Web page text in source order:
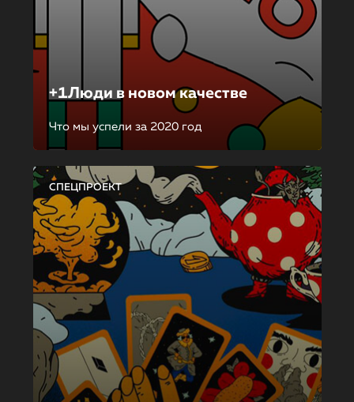
+1Люди в новом качестве
Что мы успели за 2020 год
СПЕЦПРОЕКТ